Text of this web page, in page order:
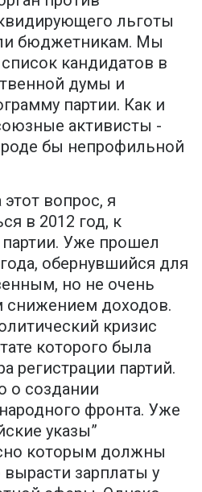
льготы
бюджетникам. Мы
кандидатов в
думы и
партии. Как и
активисты -
бы непрофильной
вопрос, я
в 2012 год, к
Уже прошел
обернувшийся для
но не очень
доходов.
кризис
которого была
регистрации партий.
о создании
фронта. Уже
указы”
которым должны
зарплаты у